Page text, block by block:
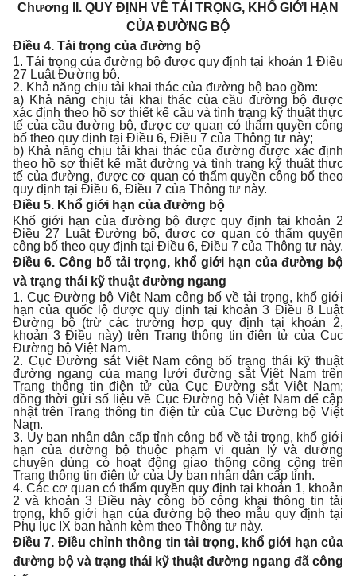
Chương II. QUY ĐỊNH VỀ TẢI TRỌNG, KHỔ GIỚI HẠN
CỦA ĐƯỜNG BỘ
Điều 4. Tải trọng của đường bộ
1. Tải trọng của đường bộ được quy định tại khoản 1 Điều
27 Luật Đường bộ.
2. Khả năng chịu tải khai thác của đường bộ bao gồm:
a) Khả năng chịu tải khai thác của cầu đường bộ được
xác định theo hồ sơ thiết kế cầu và tình trạng kỹ thuật thực
tế của cầu đường bộ, được cơ quan có thẩm quyền công
bố theo quy định tại Điều 6, Điều 7 của Thông tư này;
b) Khả năng chịu tải khai thác của đường được xác định
theo hồ sơ thiết kế mặt đường và tình trạng kỹ thuật thực
tế của đường, được cơ quan có thẩm quyền công bố theo
quy định tại Điều 6, Điều 7 của Thông tư này.
Điều 5. Khổ giới hạn của đường bộ
Khổ giới hạn của đường bộ được quy định tại khoản 2
Điều 27 Luật Đường bộ, được cơ quan có thẩm quyền
công bố theo quy định tại Điều 6, Điều 7 của Thông tư này.
Điều 6. Công bố tải trọng, khổ giới hạn của đường bộ
và trạng thái kỹ thuật đường ngang
1. Cục Đường bộ Việt Nam công bố về tải trọng, khổ giới
hạn của quốc lộ được quy định tại khoản 3 Điều 8 Luật
Đường bộ (trừ các trường hợp quy định tại khoản 2,
khoản 3 Điều này) trên Trang thông tin điện tử của Cục
Đường bộ Việt Nam.
2. Cục Đường sắt Việt Nam công bố trạng thái kỹ thuật
đường ngang của mạng lưới đường sắt Việt Nam trên
Trang thông tin điện tử của Cục Đường sắt Việt Nam;
đồng thời gửi số liệu về Cục Đường bộ Việt Nam để cập
nhật trên Trang thông tin điện tử của Cục Đường bộ Việt
Nam.
3. Ủy ban nhân dân cấp tỉnh công bố về tải trọng, khổ giới
hạn của đường bộ thuộc phạm vi quản lý và đường
chuyên dùng có hoạt động giao thông công cộng trên
Trang thông tin điện tử của Ủy ban nhân dân cấp tỉnh.
4. Các cơ quan có thẩm quyền quy định tại khoản 1, khoản
2 và khoản 3 Điều này công bố công khai thông tin tải
trọng, khổ giới hạn của đường bộ theo mẫu quy định tại
Phụ lục IX ban hành kèm theo Thông tư này.
Điều 7. Điều chỉnh thông tin tải trọng, khổ giới hạn của
đường bộ và trạng thái kỹ thuật đường ngang đã công